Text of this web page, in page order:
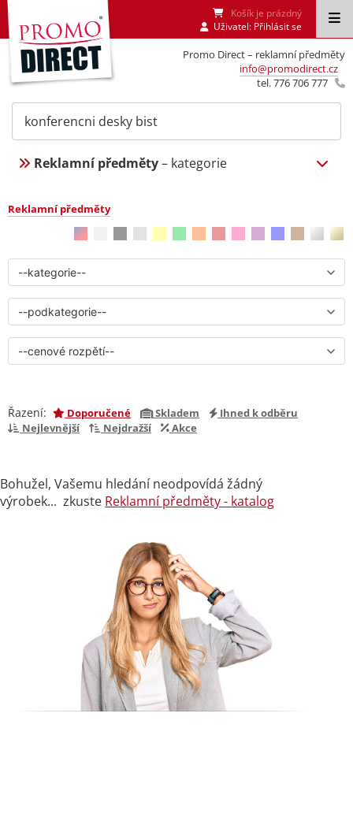
Promo Direct – reklamní předměty
info@promodirect.cz
tel. 776 706 777
Košík je prázdný
Uživatel: Přihlásit se
Reklamní předměty– kategorie
Reklamní předměty
Řazení: Doporučené Skladem
Ihned k odběru
Nejlevnější
Nejdražší Akce
Bohužel, Vašemu hledání neodpovídá žádný
výrobek... zkuste Reklamní předměty - katalog